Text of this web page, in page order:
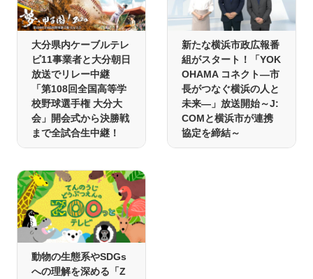
大分県内ケーブルテレ
ビ11事業者と大分朝日
放送でリレー中継
「第108回全国高等学
校野球選手権 大分大
会」開会式から決勝戦
まで全試合生中継！
新たな横浜市政広報番
組がスタート！「YOK
OHAMA コネクト―市
長がつなぐ横浜の人と
未来―」放送開始～J:
COMと横浜市が連携
協定を締結～
動物の生態系やSDGs
への理解を深める「Z